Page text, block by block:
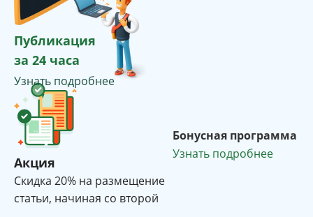
Публикация
за 24 часа
Узнать подробнее
Акция
Cкидка 20% на размещение
статьи, начиная со второй
Бонусная программа
Узнать подробнее